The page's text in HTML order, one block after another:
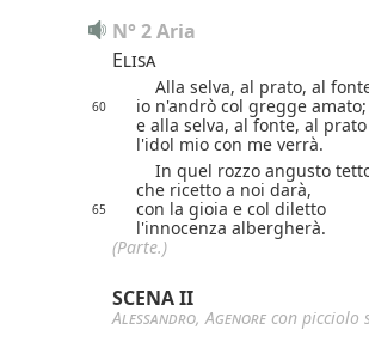
N° 2 Aria
Elisa
Alla selva, al prato, al
60
io n'andrò col gregge amato;
e alla selva, al fonte, al prato
l'idol mio con me verrà.
In quel rozzo angusto
che ricetto a noi darà,
65
con la gioia e col diletto
l'innocenza albergherà.
(Parte.)
SCENA II
Alessandro,Agenore con picciolo